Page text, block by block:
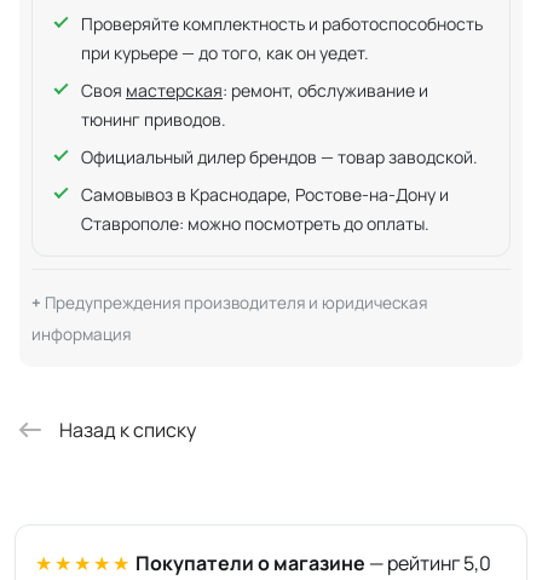
Проверяйте комплектность и работоспособность
при курьере — до того, как он уедет.
Своя мастерская: ремонт, обслуживание и
тюнинг приводов.
Официальный дилер брендов — товар заводской.
Самовывоз в Краснодаре, Ростове-на-Дону и
Ставрополе: можно посмотреть до оплаты.
Предупреждения производителя и юридическая
информация
Назад к списку
★★★★★ Покупатели о магазине — рейтинг 5,0